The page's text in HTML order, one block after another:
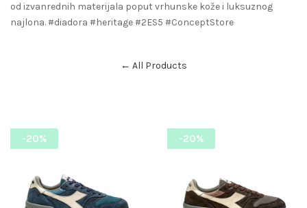
od izvanrednih materijala poput vrhunske kože i luksuznog
najlona. #diadora #heritage #2ES5 #ConceptStore
← All Products
-20% -20%